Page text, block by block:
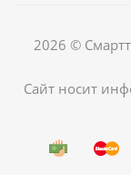
2026 ©
Сайт носит